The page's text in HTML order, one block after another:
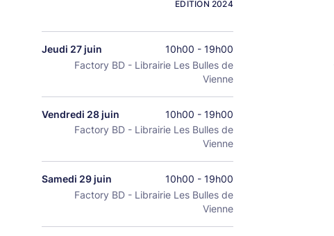
EDITION 2024
Jeudi 27 juin
10h00 - 19h00
Factory BD - Librairie Les Bulles de
Vienne
Vendredi 28 juin
10h00 - 19h00
Factory BD - Librairie Les Bulles de
Vienne
Samedi 29 juin
10h00 - 19h00
Factory BD - Librairie Les Bulles de
Vienne